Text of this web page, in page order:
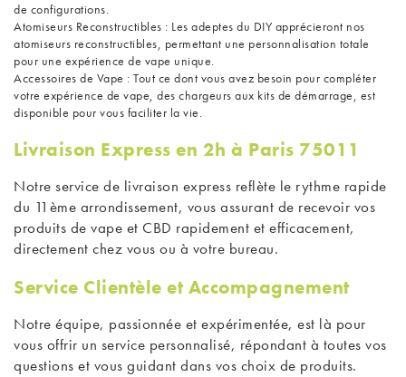
de configurations.
Atomiseurs Reconstructibles : Les adeptes du DIY apprécieront nos
atomiseurs reconstructibles, permettant une personnalisation totale
pour une expérience de vape unique.
Accessoires de Vape : Tout ce dont vous avez besoin pour compléter
votre expérience de vape, des chargeurs aux kits de démarrage, est
disponible pour vous faciliter la vie.
Livraison Express en 2h à Paris 75011
Notre service de livraison express reflète le rythme rapide
du 11ème arrondissement, vous assurant de recevoir vos
produits de vape et CBD rapidement et efficacement,
directement chez vous ou à votre bureau.
Service Clientèle et Accompagnement
Notre équipe, passionnée et expérimentée, est là pour
vous offrir un service personnalisé, répondant à toutes vos
questions et vous guidant dans vos choix de produits.